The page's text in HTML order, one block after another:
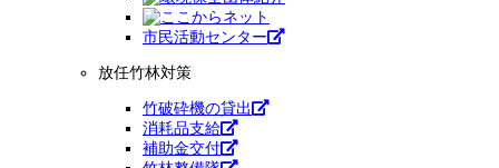
市⺠活動センター
放任竹林対策
竹破砕機の貸出
消耗品支給
補助金交付